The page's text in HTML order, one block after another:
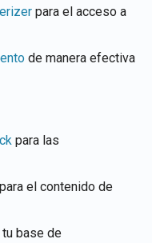
para el acceso a
de manera efectiva
para las
para el contenido de
tu base de